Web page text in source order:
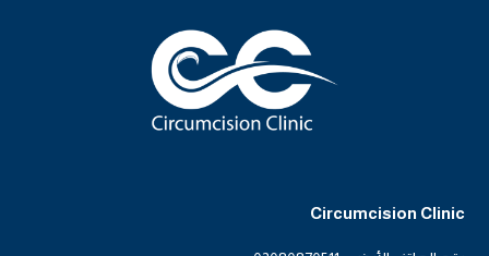
Circumcision Clinic